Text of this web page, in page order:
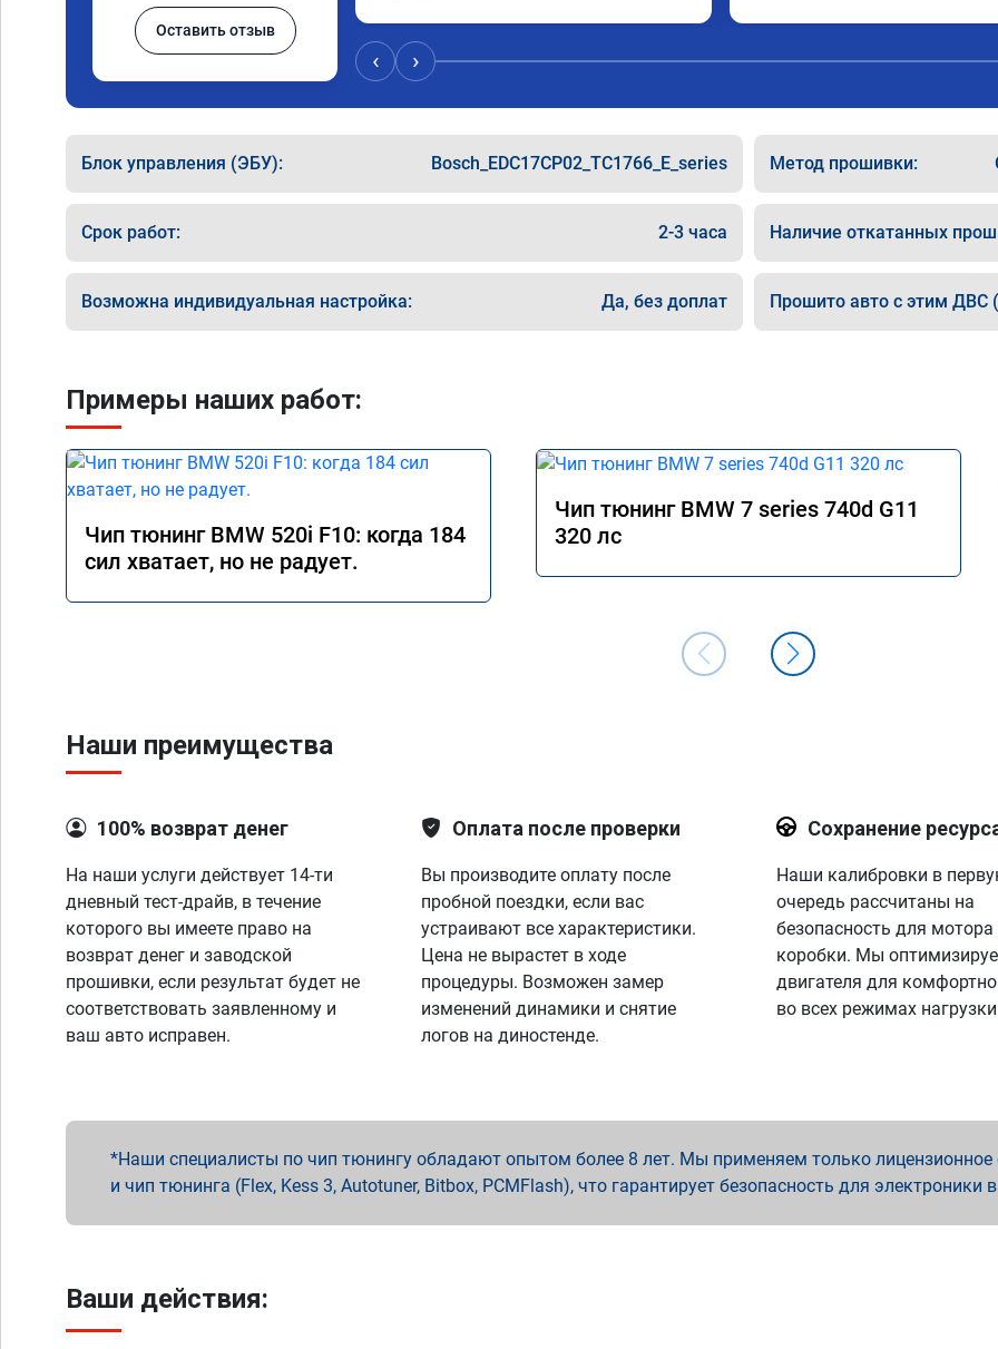
Оставить отзыв
‹ ›
Блок управления (ЭБУ): Bosch_EDC17CP02_TC1766_E_series Метод прошивки:
Срок работ: 2-3 часа Наличие откатанных
Возможна индивидуальная настройка: Да, без доплат Прошито авто с этим ДВС
Примеры наших работ:
Чип тюнинг BMW 520i F10: когда 184
сил хватает, но не радует.
Чип тюнинг BMW 7 series 740d G11
320 лс
Наши преимущества
100% возврат денег
На наши услуги действует 14-ти
дневный тест-драйв, в течение
которого вы имеете право на
возврат денег и заводской
прошивки, если результат будет не
соответствовать заявленному и
ваш авто исправен.
Оплата после проверки
Вы производите оплату после
пробной поездки, если вас
устраивают все характеристики.
Цена не вырастет в ходе
процедуры. Возможен замер
изменений динамики и снятие
логов на диностенде.
Сохранение
Наши калибровки в
очередь рассчитаны на
безопасность для мотора
коробки. Мы
двигателя для
во всех режимах
Наши специалисты по чип тюнингу обладают опытом более 8 лет. Мы применяем только лицензионное
и чип тюнинга (Flex, Kess 3, Autotuner, Bitbox, PCMFlash), что гарантирует безопасность для электроники
Ваши действия: